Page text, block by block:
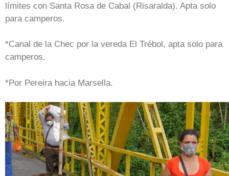
límites con Santa Rosa de Cabal (Risaralda). Apta solo
para camperos.
*Canal de la Chec por la vereda El Trébol, apta solo para
camperos.
*Por Pereira hacia Marsella.